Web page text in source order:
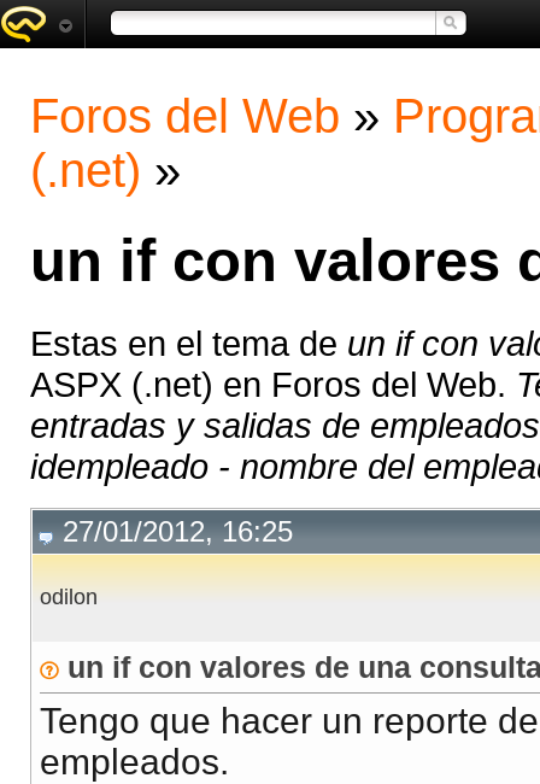
Foros del Web »
(.net) »
un if con valores
Estas en el tema de un if con
ASPX (.net) en Foros del Web.
entradas y salidas de
idempleado - nombre del
27/01/2012, 16:25
odilon
un if con valores de una
Tengo que hacer un reporte
empleados.